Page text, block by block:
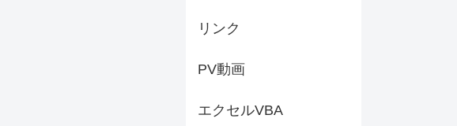
リンク
PV動画
エクセルVBA